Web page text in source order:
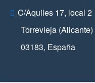
C/Aquiles 17, local 2
Torrevieja (Alicante)
03183, España